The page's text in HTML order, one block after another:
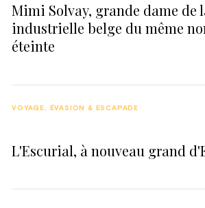
Mimi Solvay, grande dame de
industrielle belge du même
éteinte
L'Escurial, à nouveau grand
VOYAGE, ÉVASION & ESCAPADE